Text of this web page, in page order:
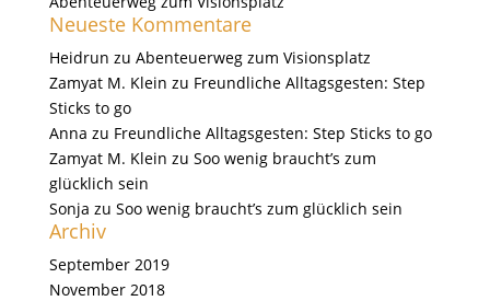
Neueste Kommentare
Heidrun zu Abenteuerweg zum Visionsplatz
Zamyat M. Klein zu Freundliche Alltagsgesten: Step
Sticks to go
Anna zu Freundliche Alltagsgesten: Step Sticks to go
Zamyat M. Klein zu Soo wenig braucht’s zum
glücklich sein
Sonja zu Soo wenig braucht’s zum glücklich sein
Archiv
September 2019
November 2018